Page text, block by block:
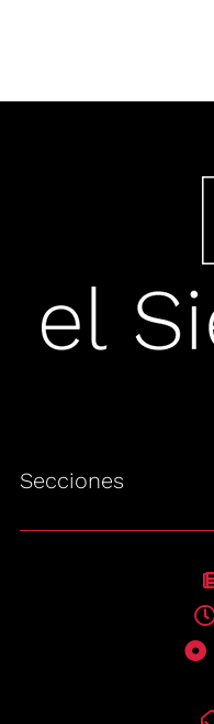
Secciones